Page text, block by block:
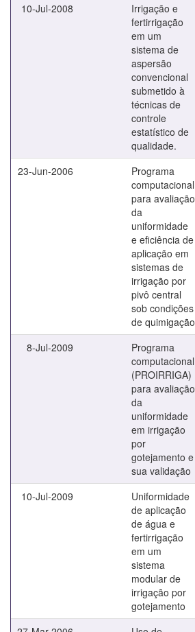
10-Jul-2008
Irrigação e
fertirrigação
em um
sistema de
aspersão
convencional
submetido à
técnicas de
controle
estatístico de
qualidade.
23-Jun-2006
Programa
computacional
para avaliação
da
uniformidade
e eficiência de
aplicação em
sistemas de
irrigação por
pivô central
sob condições
de quimigação
8-Jul-2009
Programa
computacional
(PROIRRIGA)
para avaliação
da
uniformidade
em irrigação
por
gotejamento e
sua validação
10-Jul-2009
Uniformidade
de aplicação
de água e
fertirrigação
em um
sistema
modular de
irrigação por
gotejamento